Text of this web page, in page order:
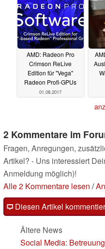
AMD: Radeon Pro
Crimson ReLive
Edition für "Vega"
Radeon Profi-GPUs
01.08.2017
2 Kommentare im
Fragen, Anregungen,
Artikel? - Uns interessiert
Anmeldung möglich)!
Alle 2 Kommentare lesen /
Diesen Artikel
Ältere News
Social Media: Betreuung